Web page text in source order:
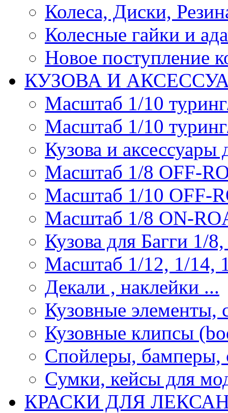
Колеса, Диски,
Колесные гайки и
Новое поступление
КУЗОВА И
Масштаб 1/10
Масштаб 1/10
Кузова и
Масштаб 1/8 OFF-
Масштаб 1/10 OFF-
Масштаб 1/8 ON-
Кузова для Багги 1/
Масштаб 1/12, 1/14,
Декали , наклейки ...
Кузовные элементы,
Кузовные клипсы
Спойлеры, бамперы,
Сумки, кейсы для
КРАСКИ ДЛЯ